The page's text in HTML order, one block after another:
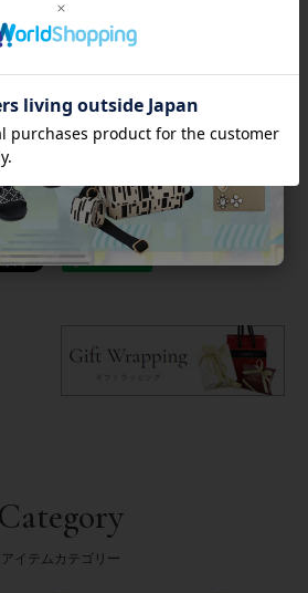
ァンで包み、段ボールにお入れして発
グ対象商品です。靴を透明の袋とリボ
外箱は付属しません。
Category
アイテムカテゴリー